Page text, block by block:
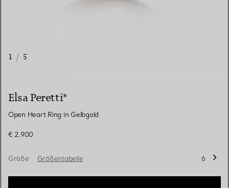
1 / 5
Elsa Peretti®
Open Heart Ring in Gelbgold
€ 2.900
Größe Größentabelle 6